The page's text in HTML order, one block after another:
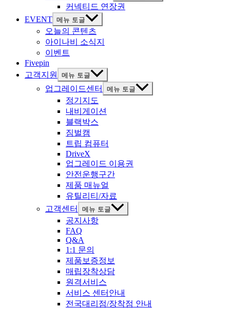
커넥티드 연장권
EVENT 메뉴 토글
오늘의 콘텐츠
아이나비 소식지
이벤트
Fivepin
고객지원
메뉴 토글
업그레이드센터 메뉴 토글
정기지도
내비게이션
블랙박스
짐벌캠
트립 컴퓨터
DriveX
업그레이드 이용권
안전운행구간
제품 매뉴얼
유틸리티/자료
고객센터
메뉴 토글
공지사항
FAQ
Q&A
1:1 문의
제품보증정보
매립장착상담
원격서비스
서비스 센터안내
전국대리점/장착점 안내